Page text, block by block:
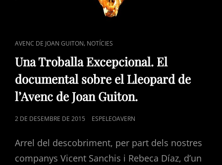
CAT
LINKS
AVENC DE JOAN GUITON, NOTÍCIES
Una Troballa Excepcional. El
documental sobre el Lleopard de
l’Avenc de Joan Guiton.
POSTED
2 DE DESEMBRE DE 2015 ESPELEOAVERN
Arrel del descobriment, per part dels nostres
companys Vicent Sanchis i Rebeca Díaz, d’un